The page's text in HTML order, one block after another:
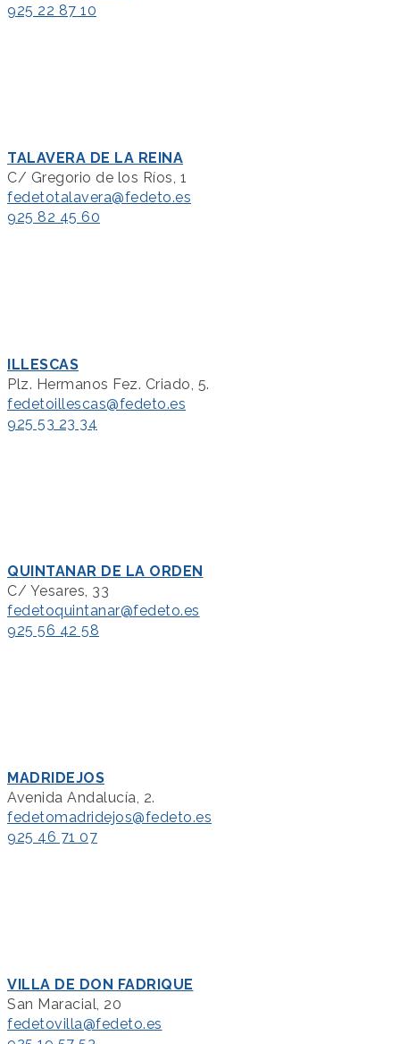
925 22 87 10
TALAVERA DE LA REINA
C/ Gregorio de los Ríos, 1
fedetotalavera@fedeto.es
925 82 45 60
ILLESCAS
Plz. Hermanos Fez. Criado, 5.
fedetoillescas@fedeto.es
925 53 23 34
QUINTANAR DE LA ORDEN
C/ Yesares, 33
fedetoquintanar@fedeto.es
925 56 42 58
MADRIDEJOS
Avenida Andalucía, 2.
fedetomadridejos@fedeto.es
925 46 71 07
VILLA DE DON FADRIQUE
San Maracial, 20
fedetovilla@fedeto.es